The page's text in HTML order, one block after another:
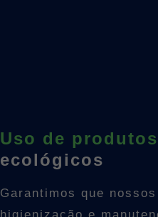
Uso de produtos
ecológicos
Garantimos que